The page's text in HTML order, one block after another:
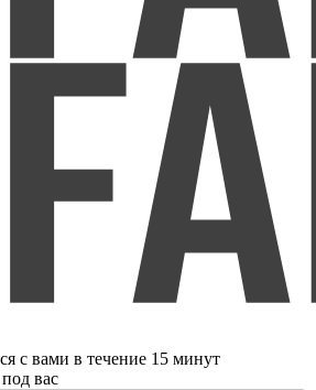
с вами в течение 15 минут
вас